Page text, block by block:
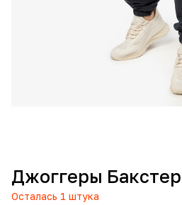
Джоггеры Бакстер
Осталась 1 штука